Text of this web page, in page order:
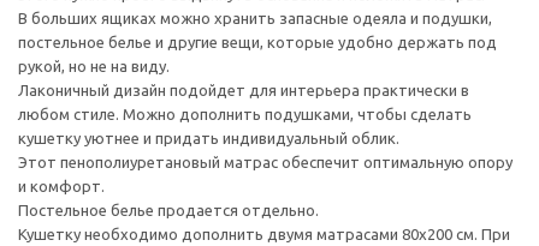
В больших ящиках можно хранить запасные одеяла и подушки,
постельное белье и другие вещи, которые удобно держать под
рукой, но не на виду.
Лаконичный дизайн подойдет для интерьера практически в
любом стиле. Можно дополнить подушками, чтобы сделать
кушетку уютнее и придать индивидуальный облик.
Этот пенополиуретановый матрас обеспечит оптимальную опору
и комфорт.
Постельное белье продается отдельно.
Кушетку необходимо дополнить двумя матрасами 80x200 см. При